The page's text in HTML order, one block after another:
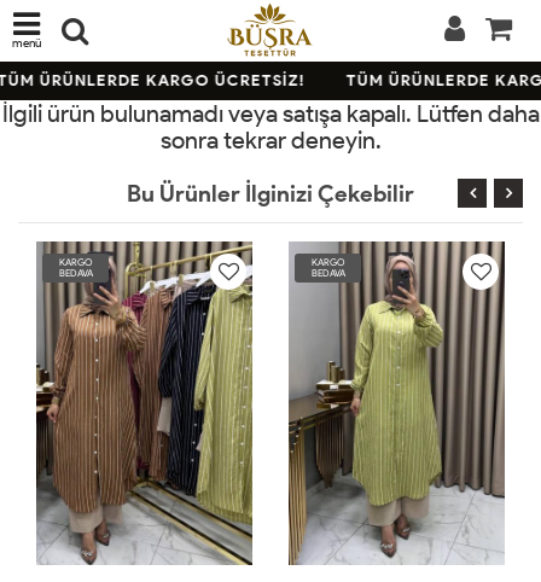
menü
ÜRÜNLERDE KARGO ÜCRETSİZ! TÜM ÜRÜNLERDE
İlgili ürün bulunamadı veya satışa kapalı. Lütfen daha
sonra tekrar deneyin.
Bu Ürünler İlginizi Çekebilir
KARGO
BEDAVA
KARGO
BEDAVA